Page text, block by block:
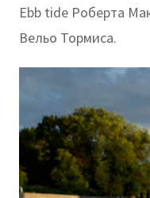
Ebb tide Роберта
Вельо Тормиса.